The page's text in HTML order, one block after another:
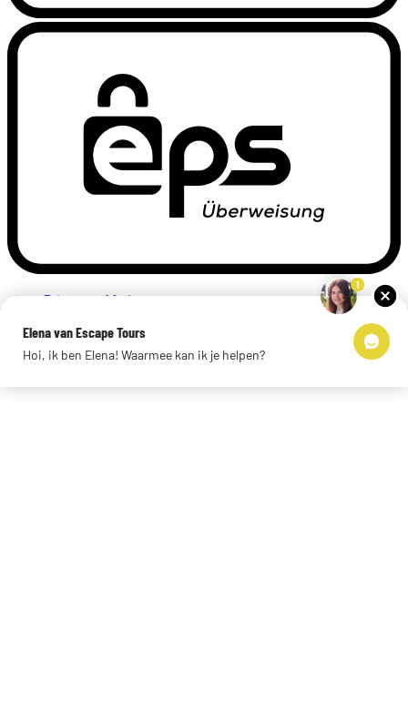
Privacyverklaring
Links
© 2026 Escape Tours
1
Elena van Escape Tours
Hoi, ik ben Elena! Waarmee kan ik je helpen?